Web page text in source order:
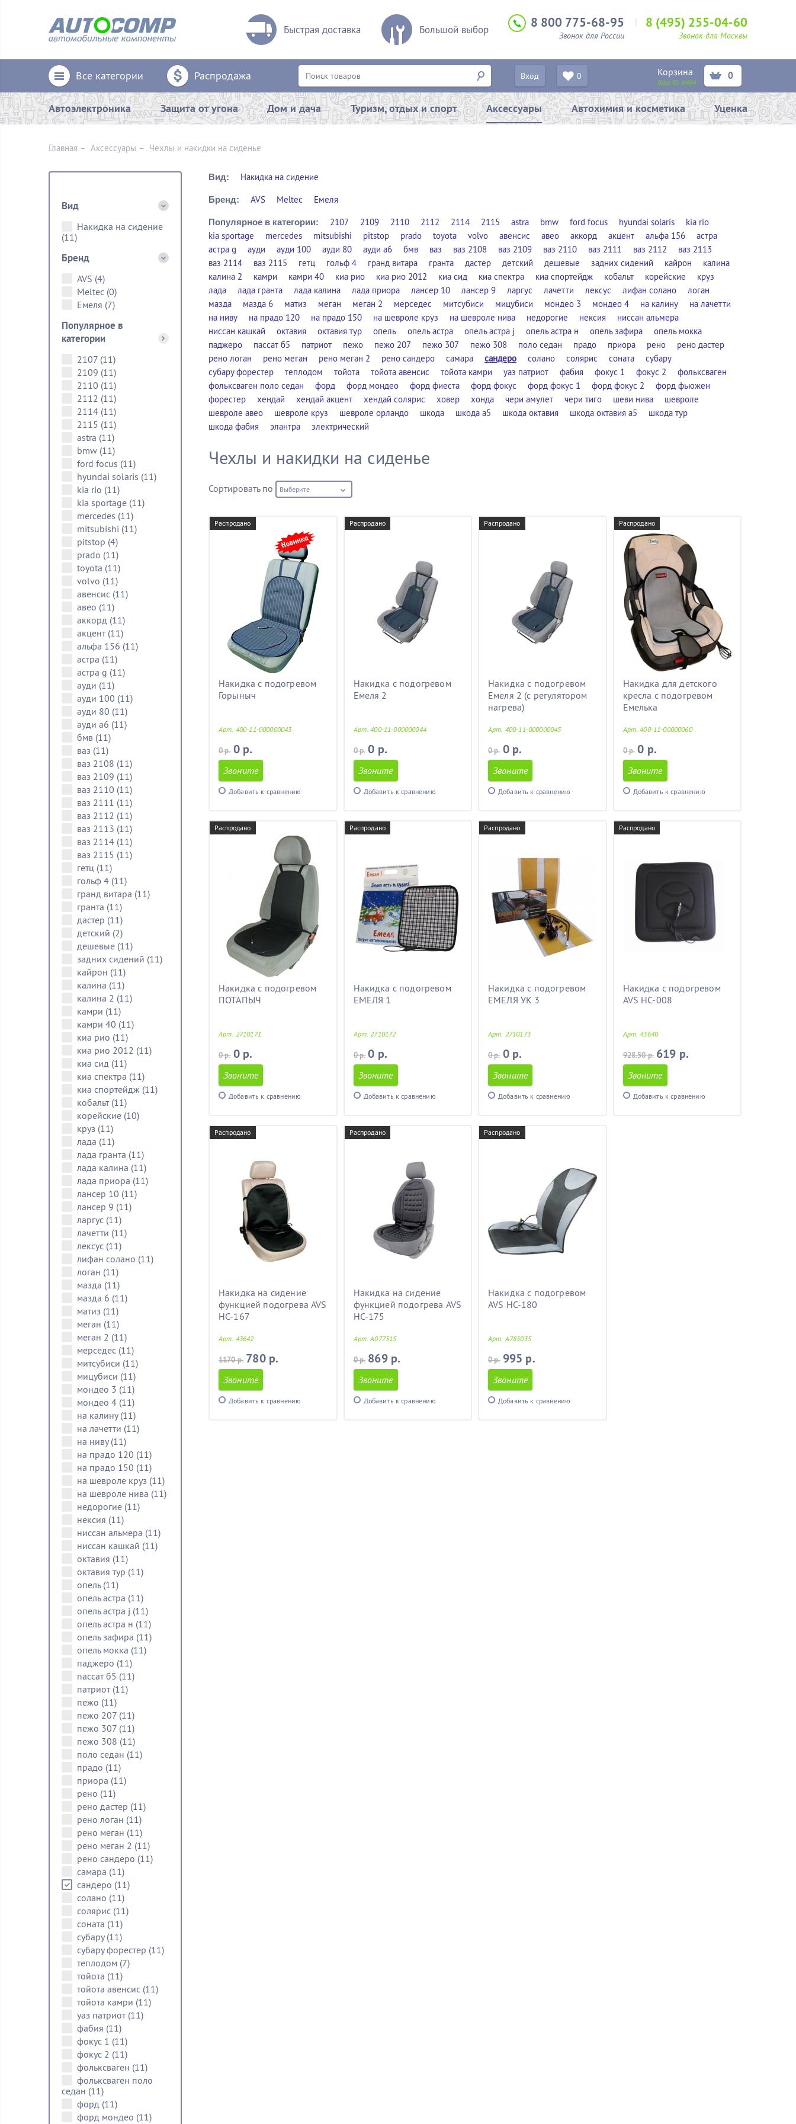
Быстрая доставка Большой выбор 8 800 775-68-95
Звонок для России
8 (495) 255-04-60
Звонок для Москвы
Все категории Распродажа Вход 0 Корзина
Ваш ID:6464
0
Автоэлектроника Защита от угона Дом и дача Туризм, отдых и спорт Аксессуары Автохимия и косметика Уценка
Главная – Аксессуары – Чехлы и накидки на сиденье
Вид: Накидка на сидение
Бренд: AVS Meltec Емеля
Популярное в категории: 2107 2109 2110 2112 2114 2115 astra bmw ford focus hyundai solaris
kia rio
kia sportage
mercedes mitsubishi pitstop prado toyota volvo авенсис авео аккорд акцент альфа 156
астра
астра g
ауди ауди 100 ауди 80 ауди а6 бмв ваз ваз 2108 ваз 2109 ваз 2110 ваз 2111 ваз 2112
ваз 2113
ваз 2114
ваз 2115 гетц гольф 4 гранд витара гранта дастер детский дешевые задних сидений кайрон
калина
калина 2
камри камри 40 киа рио киа рио 2012 киа сид киа спектра киа спортейдж кобальт корейские
круз
лада
лада гранта лада калина лада приора лансер 10 лансер 9 ларгус лачетти лексус лифан солано
логан
мазда
мазда 6 матиз меган меган 2 мерседес митсубиси мицубиси мондео 3 мондео 4 на калину
на лачетти
на ниву
на прадо 120 на прадо 150 на шевроле круз на шевроле нива недорогие нексия
ниссан альмера
ниссан кашкай
октавия октавия тур опель опель астра опель астра j опель астра н опель зафира
опель мокка
паджеро
пассат б5 патриот пежо пежо 207 пежо 307 пежо 308 поло седан прадо приора рено
рено дастер
рено логан
рено меган рено меган 2 рено сандеро самара сандеро солано солярис соната
субару
субару форестер
теплодом тойота тойота авенсис тойота камри уаз патриот фабия фокус 1 фокус 2
фольксваген
фольксваген поло седан
форд форд мондео форд фиеста форд фокус форд фокус 1 форд фокус 2
форд фьюжен
форестер
хендай хендай акцент хендай солярис ховер хонда чери амулет чери тиго шеви нива
шевроле
шевроле авео
шевроле круз шевроле орландо шкода шкода а5 шкода октавия шкода октавия а5
шкода тур
шкода фабия
элантра электрический
Чехлы и накидки на сиденье
Сортировать по Выберите
Распродано
Накидка с подогревом
Горыныч
Арт. 400-11-000000043
0 р. 0 р.
Звоните
Добавить к сравнению
Распродано
Накидка с подогревом
Емеля 2
Арт. 400-11-000000044
0 р. 0 р.
Звоните
Добавить к сравнению
Распродано
Накидка с подогревом
Емеля 2 (с регулятором
нагрева)
Арт. 400-11-000000045
0 р. 0 р.
Звоните
Добавить к сравнению
Распродано
Накидка для детского
кресла с подогревом
Емелька
Арт. 400-11-00000060
0 р. 0 р.
Звоните
Добавить к сравнению
Распродано
Накидка с подогревом
ПОТАПЫЧ
Арт. 2710171
0 р. 0 р.
Звоните
Добавить к сравнению
Распродано
Накидка с подогревом
ЕМЕЛЯ 1
Арт. 2710172
0 р. 0 р.
Звоните
Добавить к сравнению
Распродано
Накидка с подогревом
ЕМЕЛЯ УК 3
Арт. 2710173
0 р. 0 р.
Звоните
Добавить к сравнению
Распродано
Накидка с подогревом
AVS HC-008
Арт. 43640
928.50 р. 619 р.
Звоните
Добавить к сравнению
Распродано
Накидка на сидение
функцией подогрева AVS
HC-167
Арт. 43642
1170 р. 780 р.
Звоните
Добавить к сравнению
Распродано
Накидка на сидение
функцией подогрева AVS
HC-175
Арт. A07751S
0 р. 869 р.
Звоните
Добавить к сравнению
Распродано
Накидка с подогревом
AVS HC-180
Арт. A78503S
0 р. 995 р.
Звоните
Добавить к сравнению
Вид
Накидка на сидение
(11)
Бренд
AVS (4)
Meltec (0)
Емеля (7)
Популярное в
категории
2107 (11)
2109 (11)
2110 (11)
2112 (11)
2114 (11)
2115 (11)
astra (11)
bmw (11)
ford focus (11)
hyundai solaris (11)
kia rio (11)
kia sportage (11)
mercedes (11)
mitsubishi (11)
pitstop (4)
prado (11)
toyota (11)
volvo (11)
авенсис (11)
авео (11)
аккорд (11)
акцент (11)
альфа 156 (11)
астра (11)
астра g (11)
ауди (11)
ауди 100 (11)
ауди 80 (11)
ауди а6 (11)
бмв (11)
ваз (11)
ваз 2108 (11)
ваз 2109 (11)
ваз 2110 (11)
ваз 2111 (11)
ваз 2112 (11)
ваз 2113 (11)
ваз 2114 (11)
ваз 2115 (11)
гетц (11)
гольф 4 (11)
гранд витара (11)
гранта (11)
дастер (11)
детский (2)
дешевые (11)
задних сидений (11)
кайрон (11)
калина (11)
калина 2 (11)
камри (11)
камри 40 (11)
киа рио (11)
киа рио 2012 (11)
киа сид (11)
киа спектра (11)
киа спортейдж (11)
кобальт (11)
корейские (10)
круз (11)
лада (11)
лада гранта (11)
лада калина (11)
лада приора (11)
лансер 10 (11)
лансер 9 (11)
ларгус (11)
лачетти (11)
лексус (11)
лифан солано (11)
логан (11)
мазда (11)
мазда 6 (11)
матиз (11)
меган (11)
меган 2 (11)
мерседес (11)
митсубиси (11)
мицубиси (11)
мондео 3 (11)
мондео 4 (11)
на калину (11)
на лачетти (11)
на ниву (11)
на прадо 120 (11)
на прадо 150 (11)
на шевроле круз (11)
на шевроле нива (11)
недорогие (11)
нексия (11)
ниссан альмера (11)
ниссан кашкай (11)
октавия (11)
октавия тур (11)
опель (11)
опель астра (11)
опель астра j (11)
опель астра н (11)
опель зафира (11)
опель мокка (11)
паджеро (11)
пассат б5 (11)
патриот (11)
пежо (11)
пежо 207 (11)
пежо 307 (11)
пежо 308 (11)
поло седан (11)
прадо (11)
приора (11)
рено (11)
рено дастер (11)
рено логан (11)
рено меган (11)
рено меган 2 (11)
рено сандеро (11)
самара (11)
сандеро (11)
солано (11)
солярис (11)
соната (11)
субару (11)
субару форестер (11)
теплодом (7)
тойота (11)
тойота авенсис (11)
тойота камри (11)
уаз патриот (11)
фабия (11)
фокус 1 (11)
фокус 2 (11)
фольксваген (11)
фольксваген поло
седан (11)
форд (11)
форд мондео (11)